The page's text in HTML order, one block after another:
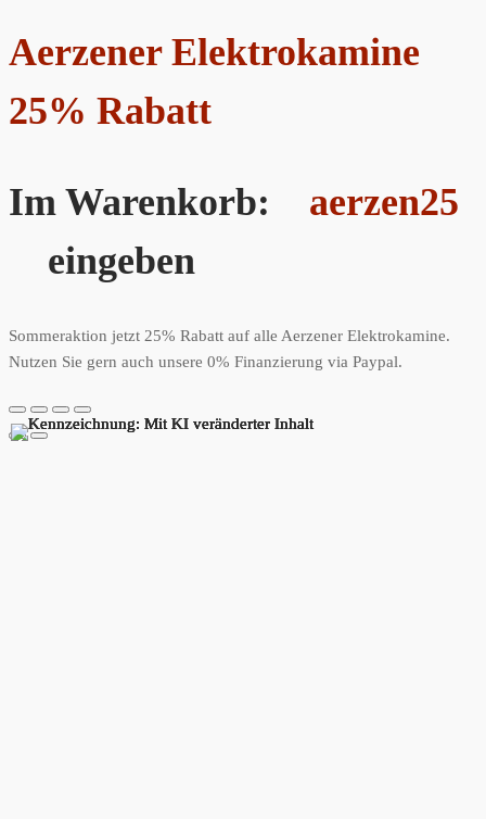
Aerzener Elektrokamine
25% Rabatt
Im Warenkorb: aerzen25
eingeben
Sommeraktion jetzt 25% Rabatt auf alle Aerzener Elektrokamine.
Nutzen Sie gern auch unsere 0% Finanzierung via Paypal.